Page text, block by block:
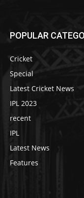
POPULAR
Cricket
Special
Latest Cricket News
IPL 2023
recent
IPL
Latest News
Features